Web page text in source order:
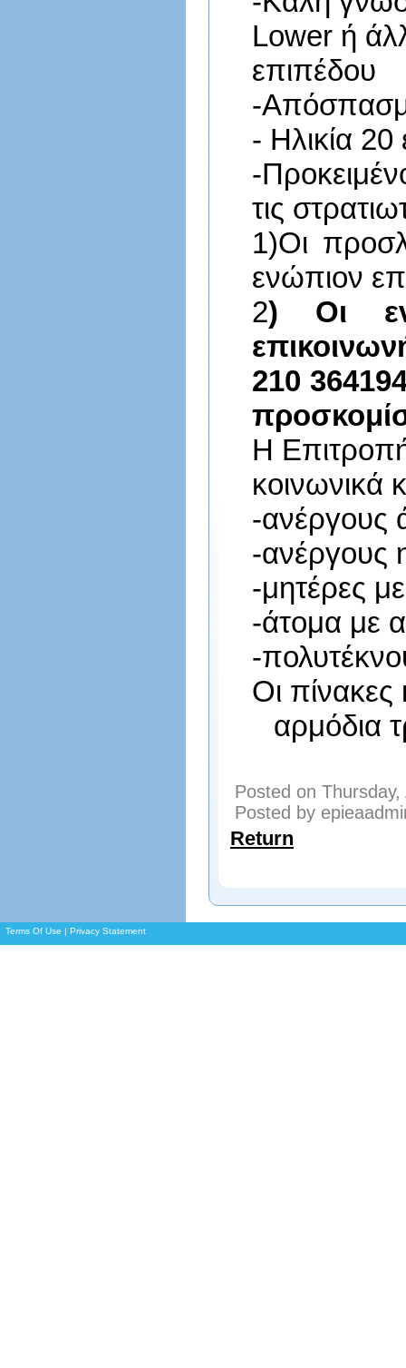
Lower ή
επιπέδου
-
- Ηλικία
-
τις
1)Οι
ενώπιον
2) Οι
210
Η Επιτροπή
κοινωνικά
-ανέργους
-ανέργους
-μητέρες
-άτομα με
-
Οι
αρμόδια
Posted on
Posted by
Return
Terms Of Use | Privacy Statement